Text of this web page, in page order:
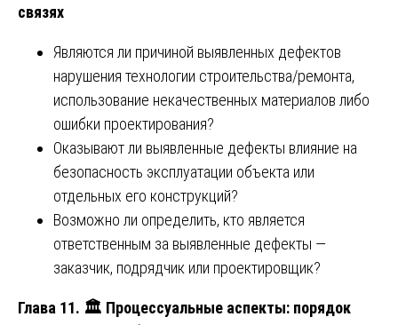
связях
Являются ли причиной выявленных дефектов
нарушения технологии строительства/ремонта,
использование некачественных материалов либо
ошибки проектирования?
Оказывают ли выявленные дефекты влияние на
безопасность эксплуатации объекта или
отдельных его конструкций?
Возможно ли определить, кто является
ответственным за выявленные дефекты —
заказчик, подрядчик или проектировщик?
Глава 11. 🏛 ️ Процессуальные аспекты: порядок